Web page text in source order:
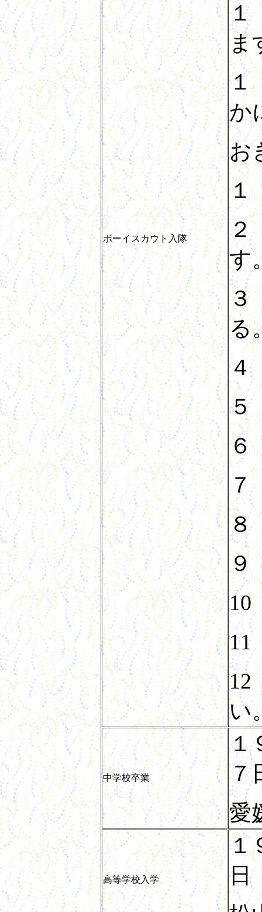
ボーイスカウト入隊
ま
１
か
お
１
す
る
５
６
８
９
10
11
12
い
中学校卒業
１
７
愛
高等学校入学
１
日